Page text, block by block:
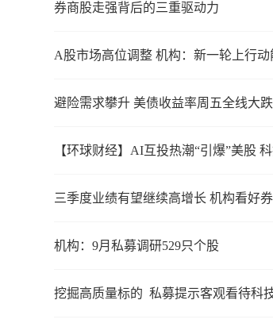
券商股走强背后的三重驱动力
A股市场高位调整 机构：新一轮上行
避险需求攀升 美债收益率周五全线大跌
【环球财经】AI互投热潮“引爆”美股
三季度业绩有望继续高增长 机构看好
机构：9月私募调研529只个股
挖掘高质量标的 私募提示客观看待科